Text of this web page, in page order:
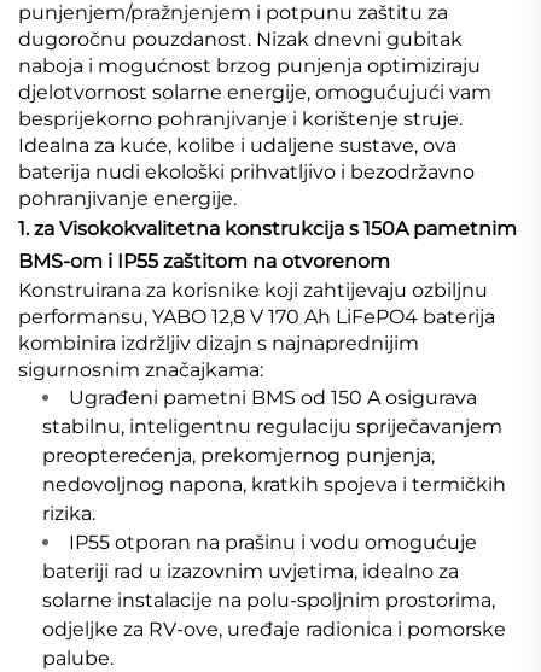
punjenjem/pražnjenjem i potpunu zaštitu za
dugoročnu pouzdanost. Nizak dnevni gubitak
naboja i mogućnost brzog punjenja optimiziraju
djelotvornost solarne energije, omogućujući vam
besprijekorno pohranjivanje i korištenje struje.
Idealna za kuće, kolibe i udaljene sustave, ova
baterija nudi ekološki prihvatljivo i bezodržavno
pohranjivanje energije.
1. za Visokokvalitetna konstrukcija s 150A pametnim
BMS-om i IP55 zaštitom na otvorenom
Konstruirana za korisnike koji zahtijevaju ozbiljnu
performansu, YABO 12,8 V 170 Ah LiFePO4 baterija
kombinira izdržljiv dizajn s najnaprednijim
sigurnosnim značajkama:
Ugrađeni pametni BMS od 150 A osigurava
stabilnu, inteligentnu regulaciju spriječavanjem
preopterećenja, prekomjernog punjenja,
nedovoljnog napona, kratkih spojeva i termičkih
rizika.
IP55 otporan na prašinu i vodu omogućuje
bateriji rad u izazovnim uvjetima, idealno za
solarne instalacije na polu-spoljnim prostorima,
odjeljke za RV-ove, uređaje radionica i pomorske
palube.